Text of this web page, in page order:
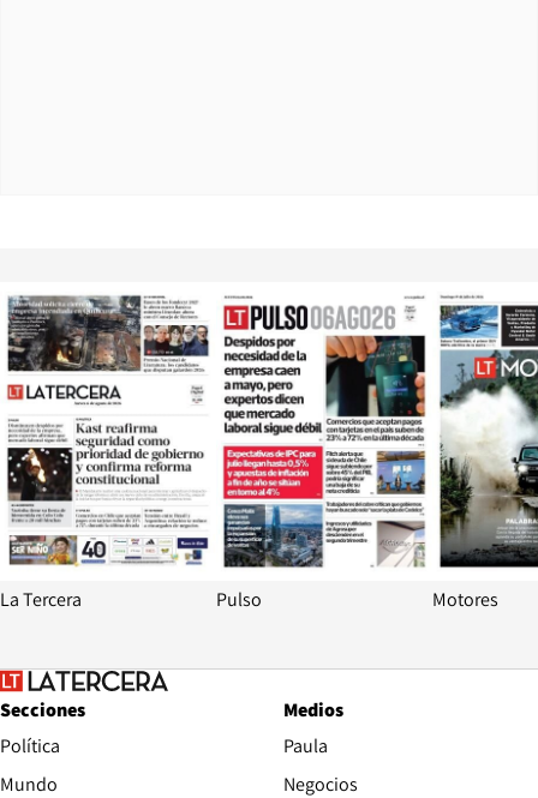
Opens in new window
La Tercera
Opens in
Pulso Motores
Secciones
Política
Mundo
Medios
Paula
Negocios